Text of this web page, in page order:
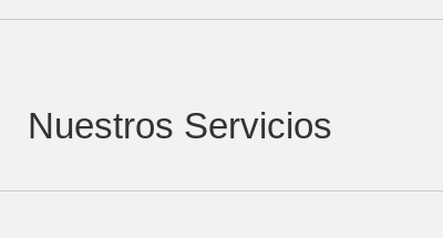
Nuestros Servicios